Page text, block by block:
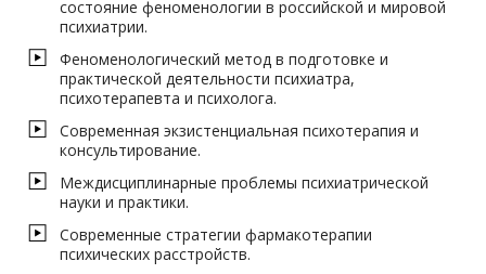
состояние феноменологии в российской и мировой
психиатрии.
Феноменологический метод в подготовке и
практической деятельности психиатра,
психотерапевта и психолога.
Современная экзистенциальная психотерапия и
консультирование.
Междисциплинарные проблемы психиатрической
науки и практики.
Современные стратегии фармакотерапии
психических расстройств.